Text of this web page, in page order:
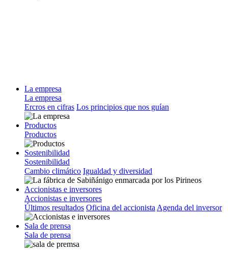
La empresa
La empresa
Ercros en cifras Los principios que nos guían
Productos
Productos
Sostenibilidad
Sostenibilidad
Cambio climático Igualdad y diversidad
Accionistas e inversores
Accionistas e inversores
Últimos resultados Oficina del accionista Agenda del inversor
Sala de prensa
Sala de prensa